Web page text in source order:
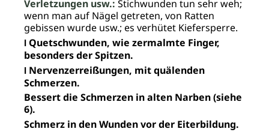
Verletzungen usw.: Stichwunden tun sehr weh;
wenn man auf Nägel getreten, von Ratten
gebissen wurde usw.; es verhütet Kiefersperre.
Quetschwunden, wie zermalmte Finger,
besonders der Spitzen.
Nervenzerreißungen, mit quälenden
Schmerzen.
Bessert die Schmerzen in alten Narben (siehe
6).
Schmerz in den Wunden vor der Eiterbildung.